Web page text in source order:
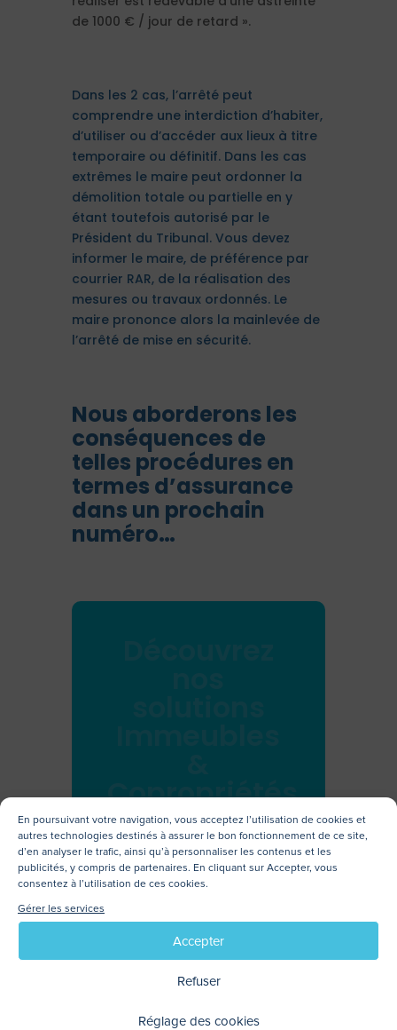
En poursuivant votre navigation, vous acceptez l’utilisation de cookies et
autres technologies destinés à assurer le bon fonctionnement de ce site,
d’en analyser le trafic, ainsi qu’à personnaliser les contenus et les
publicités, y compris de partenaires. En cliquant sur Accepter, vous
consentez à l’utilisation de ces cookies.
Gérer les services
Accepter
Refuser
Réglage des cookies
de 1000 € / jour de retard ».
Dans les 2 cas, l’arrêté peut
comprendre une interdiction d’habiter,
d’utiliser ou d’accéder aux lieux à titre
temporaire ou définitif. Dans les cas
extrêmes le maire peut ordonner la
démolition totale ou partielle en y
étant toutefois autorisé par le
Président du Tribunal. Vous devez
informer le maire, de préférence par
courrier RAR, de la réalisation des
mesures ou travaux ordonnés. Le
maire prononce alors la mainlevée de
l’arrêté de mise en sécurité.
Nous aborderons les
conséquences de
telles procédures en
termes d’assurance
dans un prochain
numéro…
Copropriétés
Je découvre
À BIENTÔT !